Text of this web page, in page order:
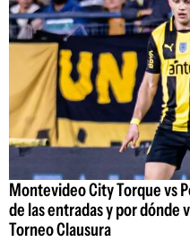
Montevideo City Torque vs
de las entradas y por dónde
Torneo Clausura